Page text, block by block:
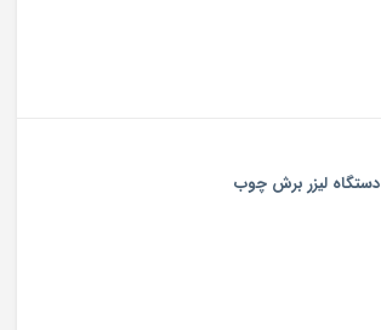
دستگاه لیزر برش چوب